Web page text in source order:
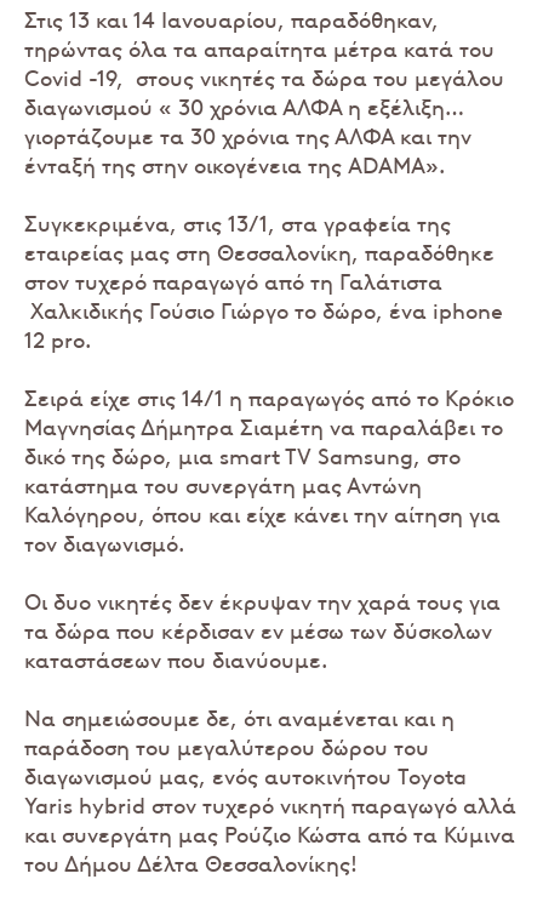
Στις 13 και 14 Ιανουαρίου, παραδόθηκαν,
τηρώντας όλα τα απαραίτητα μέτρα κατά του
Covid -19, στους νικητές τα δώρα του μεγάλου
διαγωνισμού « 30 χρόνια ΑΛΦΑ η εξέλιξη…
γιορτάζουμε τα 30 χρόνια της ΑΛΦΑ και την
ένταξή της στην οικογένεια της ADAMA».
Συγκεκριμένα, στις 13/1, στα γραφεία της
εταιρείας μας στη Θεσσαλονίκη, παραδόθηκε
στον τυχερό παραγωγό από τη Γαλάτιστα
Χαλκιδικής Γούσιο Γιώργο το δώρο, ένα iphone
12 pro.
Σειρά είχε στις 14/1 η παραγωγός από το Κρόκιο
Μαγνησίας Δήμητρα Σιαμέτη να παραλάβει το
δικό της δώρο, μια smart TV Samsung, στο
κατάστημα του συνεργάτη μας Αντώνη
Καλόγηρου, όπου και είχε κάνει την αίτηση για
τον διαγωνισμό.
Οι δυο νικητές δεν έκρυψαν την χαρά τους για
τα δώρα που κέρδισαν εν μέσω των δύσκολων
καταστάσεων που διανύουμε.
Να σημειώσουμε δε, ότι αναμένεται και η
παράδοση του μεγαλύτερου δώρου του
διαγωνισμού μας, ενός αυτοκινήτου Toyota
Yaris hybrid στον τυχερό νικητή παραγωγό αλλά
και συνεργάτη μας Ρούζιο Κώστα από τα Κύμινα
του Δήμου Δέλτα Θεσσαλονίκης!